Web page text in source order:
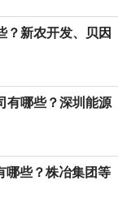
？新农开发、贝因
有哪些？深圳能源
哪些？株冶集团等